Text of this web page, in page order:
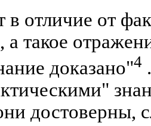
отличие от
а такое
доказано"4
достоверны,